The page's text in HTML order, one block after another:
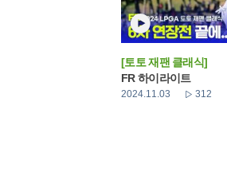
[토토 재팬 클래식]
FR 하이라이트
2024.11.03 312